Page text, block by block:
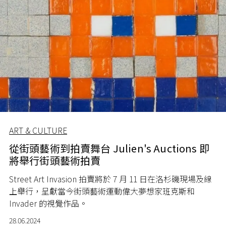
ART & CULTURE
從街頭藝術到拍賣舞台 Julien's Auctions 即
將舉行街頭藝術拍賣
Street Art Invasion 拍賣將於7 月 11 日在洛杉磯現場及線
上舉行，呈獻當今街頭藝術運動偉大夢想家班克斯和
Invader的視覺作品。
28.06.2024